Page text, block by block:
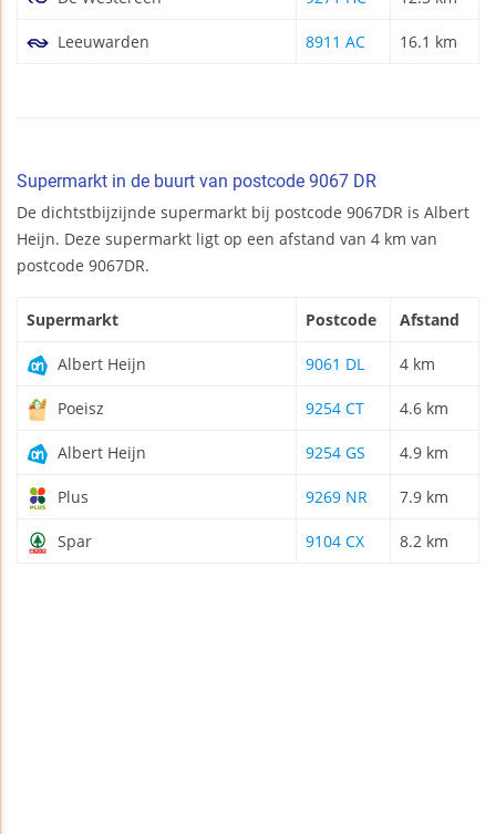
Leeuwarden 8911 AC 16.1 km
Supermarkt in de buurt van postcode 9067 DR
De dichtstbijzijnde supermarkt bij postcode 9067DR is Albert
Heijn. Deze supermarkt ligt op een afstand van 4 km van
postcode 9067DR.
Supermarkt Postcode Afstand
Albert Heijn 9061 DL 4 km
Poeisz 9254 CT 4.6 km
Albert Heijn 9254 GS 4.9 km
Plus 9269 NR 7.9 km
Spar 9104 CX 8.2 km